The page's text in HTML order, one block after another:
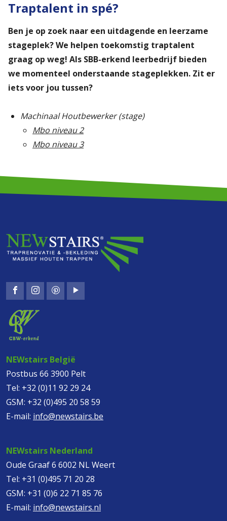
Traptalent in spé?
Ben je op zoek naar een uitdagende en leerzame
stageplek? We helpen toekomstig traptalent
graag op weg! Als SBB-erkend leerbedrijf bieden
we momenteel onderstaande stageplekken. Zit er
iets voor jou tussen?
Machinaal Houtbewerker (stage)
Mbo niveau 2
Mbo niveau 3
NEWstairs België
Postbus 66 3900 Pelt
Tel: +32 (0)11 92 29 24
GSM: +32 (0)495 20 58 59
E-mail: info@newstairs.be
NEWstairs Nederland
Oude Graaf 6 6002 NL Weert
Tel: +31 (0)495 71 20 28
GSM: +31 (0)6 22 71 85 76
E-mail: info@newstairs.nl